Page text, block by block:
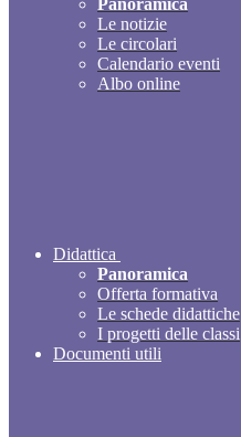
Panoramica
Le notizie
Le circolari
Calendario eventi
Albo online
Didattica
Panoramica
Offerta formativa
Le schede didattiche
I progetti delle classi
Documenti utili